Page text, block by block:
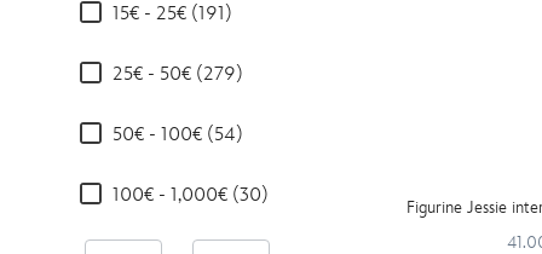
15€ - 25€ (191)
25€ - 50€ (279)
50€ - 100€ (54)
100€ - 1,000€ (30)
Figurine Jessie